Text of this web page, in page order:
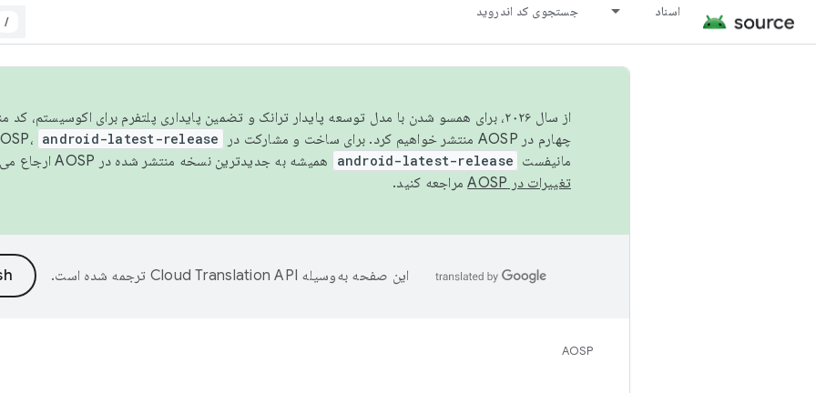
اسناد جستجوی کد اندروید
/
از سال ۲۰۲۶، برای همسو شدن با مدل توسعه پایدار ترانک و تضمین پایداری پلتفرم برای اکوسیستم،
چهارم در AOSP منتشر خواهیم کرد. برای ساخت و مشارکت در AOSP،
android-latest-release
مانیفست android-latest-release
همیشه به جدیدترین نسخه منتشر شده در AOSP ارجاع می‌دهد. برای اطلاعات بیشتر، به
تغییرات در AOSP
مراجعه کنید.
این صفحه به‌وسیله ترجمه شده است.
AOSP